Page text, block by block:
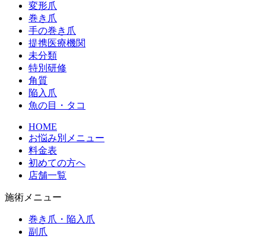
変形爪
巻き爪
手の巻き爪
提携医療機関
未分類
特別研修
角質
陥入爪
魚の目・タコ
HOME
お悩み別メニュー
料金表
初めての方へ
店舗一覧
施術メニュー
巻き爪・陥入爪
副爪